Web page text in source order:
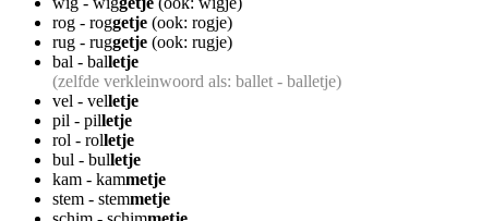
rog - roggetje (ook: rogje)
rug - ruggetje (ook: rugje)
bal - balletje
(zelfde verkleinwoord als: ballet - balletje)
vel - velletje
pil - pilletje
rol - rolletje
bul - bulletje
kam - kammetje
stem - stemmetje